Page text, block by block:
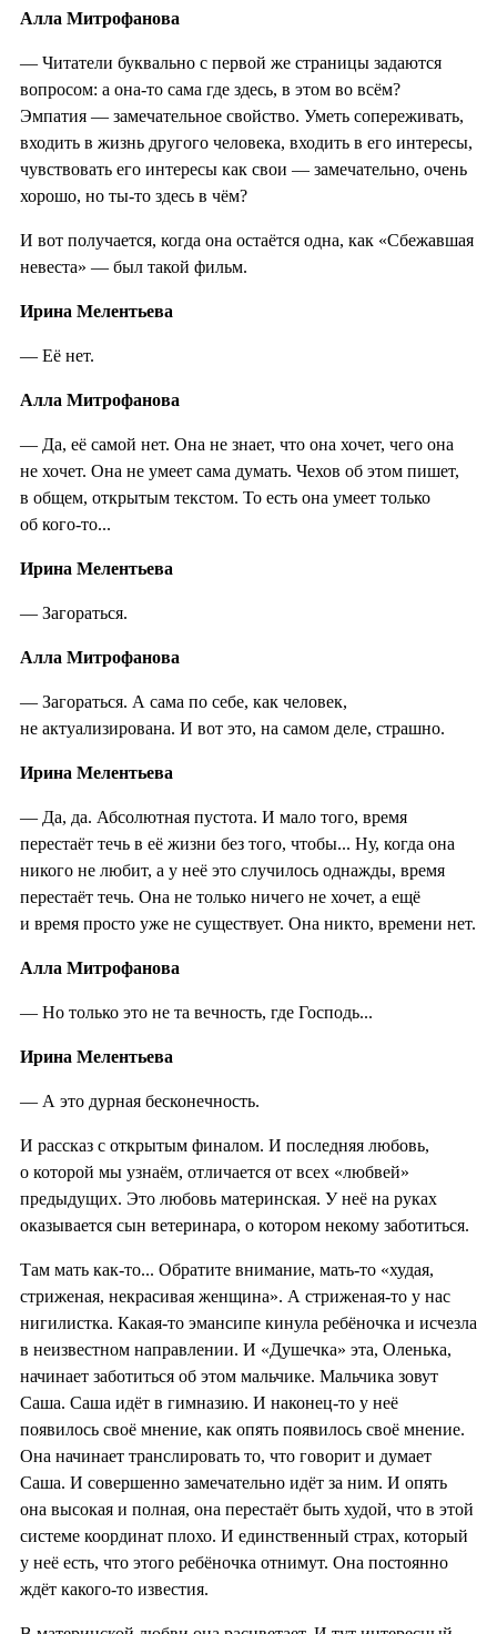
Алла Митрофанова
— Читатели буквально с первой же страницы задаются
вопросом: а она-то сама где здесь, в этом во всём?
Эмпатия — замечательное свойство. Уметь сопереживать,
входить в жизнь другого человека, входить в его интересы,
чувствовать его интересы как свои — замечательно, очень
хорошо, но ты-то здесь в чём?
И вот получается, когда она остаётся одна, как «Сбежавшая
невеста» — был такой фильм.
Ирина Мелентьева
— Её нет.
Алла Митрофанова
— Да, её самой нет. Она не знает, что она хочет, чего она
не хочет. Она не умеет сама думать. Чехов об этом пишет,
в общем, открытым текстом. То есть она умеет только
об кого-то...
Ирина Мелентьева
— Загораться.
Алла Митрофанова
— Загораться. А сама по себе, как человек,
не актуализирована. И вот это, на самом деле, страшно.
Ирина Мелентьева
— Да, да. Абсолютная пустота. И мало того, время
перестаёт течь в её жизни без того, чтобы... Ну, когда она
никого не любит, а у неё это случилось однажды, время
перестаёт течь. Она не только ничего не хочет, а ещё
и время просто уже не существует. Она никто, времени нет.
Алла Митрофанова
— Но только это не та вечность, где Господь...
Ирина Мелентьева
— А это дурная бесконечность.
И рассказ с открытым финалом. И последняя любовь,
о которой мы узнаём, отличается от всех «любвей»
предыдущих. Это любовь материнская. У неё на руках
оказывается сын ветеринара, о котором некому заботиться.
Там мать как-то... Обратите внимание, мать-то «худая,
стриженая, некрасивая женщина». А стриженая-то у нас
нигилистка. Какая-то эмансипе кинула ребёночка и исчезла
в неизвестном направлении. И «Душечка» эта, Оленька,
начинает заботиться об этом мальчике. Мальчика зовут
Саша. Саша идёт в гимназию. И наконец-то у неё
появилось своё мнение, как опять появилось своё мнение.
Она начинает транслировать то, что говорит и думает
Саша. И совершенно замечательно идёт за ним. И опять
она высокая и полная, она перестаёт быть худой, что в этой
системе координат плохо. И единственный страх, который
у неё есть, что этого ребёночка отнимут. Она постоянно
ждёт какого-то известия.